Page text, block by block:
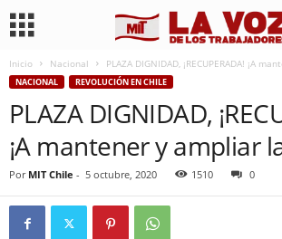
Inicio Nacional PLAZA DIGNIDAD, ¡RECUPERADA! ¡A
NACIONAL REVOLUCIÓN EN CHILE
PLAZA DIGNIDAD,
¡A mantener y ampliar
Por MIT Chile - 5 octubre, 2020 1510 0